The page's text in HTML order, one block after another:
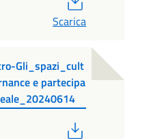
Scarica
Gli_spazi_cult
e partecipa